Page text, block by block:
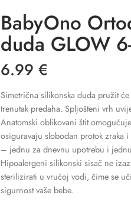
BabyOno
duda GLOW
6.99 €
Simetrična silikonska duda pružit
trenutak predaha. Spljošteni vrh
Anatomski oblikovani štit
osiguravaju slobodan protok zraka
– jednu za dnevnu upotrebu i
Hipoalergeni silikonski sisač ne
sterilizirati u vrućoj vodi, čime se
sigurnost vaše bebe.